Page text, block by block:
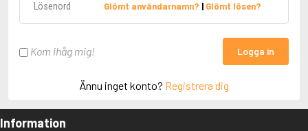
Glömt användarnamn? | Glömt lösen?
Kom ihåg mig! Logga in
Ännu inget konto? Registrera dig
Information